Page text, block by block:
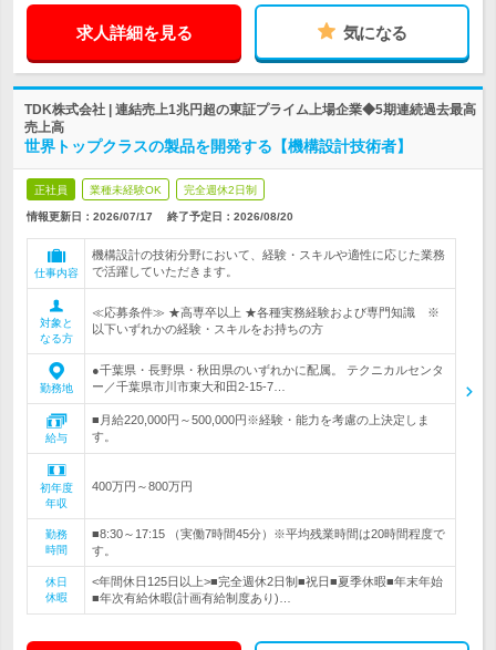
求人詳細を見る 気になる
TDK株式会社 | 連結売上1兆円超の東証プライム上場企業◆5期連続過去最高
売上高
世界トップクラスの製品を開発する【機構設計技術者】
正社員 業種未経験OK 完全週休2日制
情報更新日：2026/07/17 終了予定日： 2026/08/20
仕事内容
機構設計の技術分野において、経験・スキルや適性に応じた業務
で活躍していただきます。
対象と
なる方
≪応募条件≫ ★高専卒以上 ★各種実務経験および専門知識 ※
以下いずれかの経験・スキルをお持ちの方
勤務地
●千葉県・長野県・秋田県のいずれかに配属。 テクニカルセンタ
ー／千葉県市川市東大和田2-15-7…
給与
■月給220,000円～500,000円※経験・能力を考慮の上決定しま
す。
初年度
年収
400万円～800万円
勤務
時間
■8:30～17:15 （実働7時間45分）※平均残業時間は20時間程度で
す。
休日
休暇
<年間休日125日以上>■完全週休2日制■祝日■夏季休暇■年末年始
■年次有給休暇(計画有給制度あり)…